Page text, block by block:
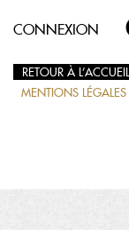
CONNEXION
RETOUR À L’ACCUEIL
MENTIONS LÉGALES